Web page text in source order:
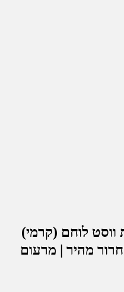
ווסט לוחם (קרמי)
מהיר | מרעום